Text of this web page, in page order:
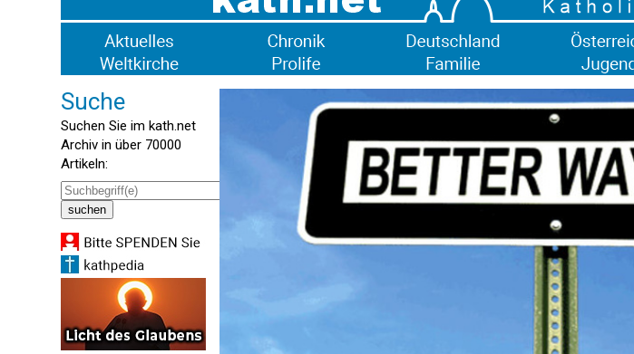
Suche
Suchen Sie im kath.net
Archiv in über 70000
Artikeln: